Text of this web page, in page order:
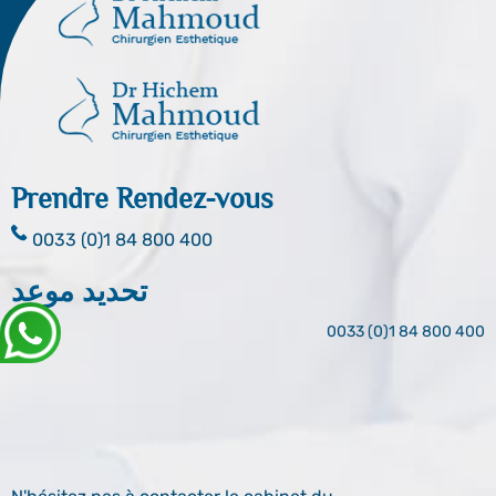
Prendre Rendez-vous
0033 (0)1 84 800 400
تحديد موعد
0033 (0)1 84 800 400